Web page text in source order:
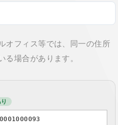
オフィス等では、同一の住所
る場合があります。